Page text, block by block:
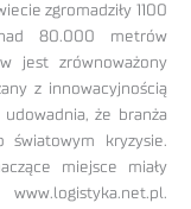
zgromadziły 1100
80.000 metrów
jest zrównoważony
z innowacyjnością
że branża
światowym kryzysie.
miejsce miały